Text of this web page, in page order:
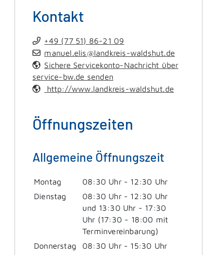
Kontakt
+49 (77 51) 86-21 09
manuel.elis@landkreis-waldshut.de
Sichere Servicekonto-Nachricht über
service-bw.de senden
http://www.landkreis-waldshut.de
Öffnungszeiten
Allgemeine Öffnungszeit
Montag 08:30 Uhr- 12:30 Uhr
Dienstag
08:30 Uhr- 12:30 Uhr
und 13:30 Uhr - 17:30
Uhr (17:30 - 18:00 mit
Terminvereinbarung)
Donnerstag
08:30 Uhr- 15:30 Uhr